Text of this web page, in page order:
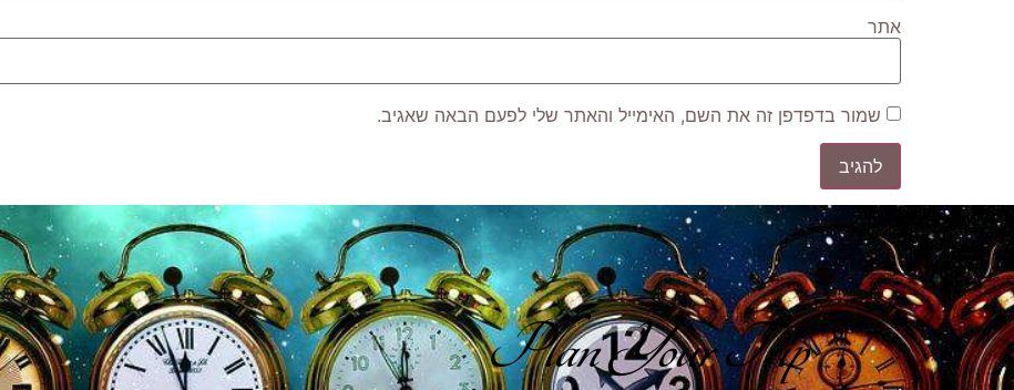
אתר
שמור בדפדפן זה את השם, האימייל והאתר שלי לפעם הבאה שאגיב.
Plan Your Trip